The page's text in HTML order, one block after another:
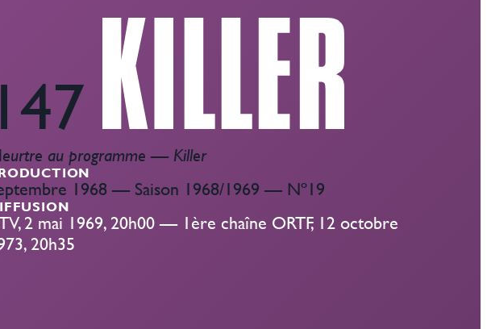
147
au programme — Killer
1968 — Saison 1968/1969 — Nº19
2 mai 1969, 20h00 — 1ère chaîne ORTF, 12 octobre
20h35